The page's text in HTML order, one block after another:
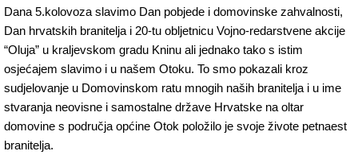
Dana 5.kolovoza slavimo Dan pobjede i domovinske zahvalnosti,
Dan hrvatskih branitelja i 20-tu obljetnicu Vojno-redarstvene akcije
“Oluja” u kraljevskom gradu Kninu ali jednako tako s istim
osjećajem slavimo i u našem Otoku. To smo pokazali kroz
sudjelovanje u Domovinskom ratu mnogih naših branitelja i u ime
stvaranja neovisne i samostalne države Hrvatske na oltar
domovine s područja općine Otok položilo je svoje živote petnaest
branitelja.